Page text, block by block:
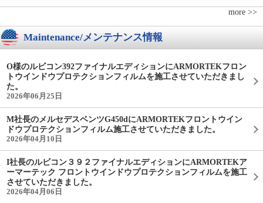
more >>
Maintenance/メンテナンス情報
O様のルビコン392ファイナルエディションにARMORTEKフロン
トウインドウプロテクションフィルムを施工させていただきまし
た。
2026年06月25日
M社長のメルセデスベンツG450dにARMORTEKフロントウイン
ドウプロテクションフィルム施工させていただきました。
2026年04月10日
I社長のルビコン３９２ファイナルエディションにARMORTEKア
ーマーテック フロントウインドウプロテクションフィルムを施工
させていただきました。
2026年04月06日